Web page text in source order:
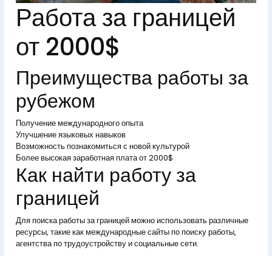
Работа за границей
от 2000$
Преимущества работы за
рубежом
Получение международного опыта
Улучшение языковых навыков
Возможность познакомиться с новой культурой
Более высокая заработная плата от 2000$
Как найти работу за
границей
Для поиска работы за границей можно использовать различные
ресурсы, такие как международные сайты по поиску работы,
агентства по трудоустройству и социальные сети.